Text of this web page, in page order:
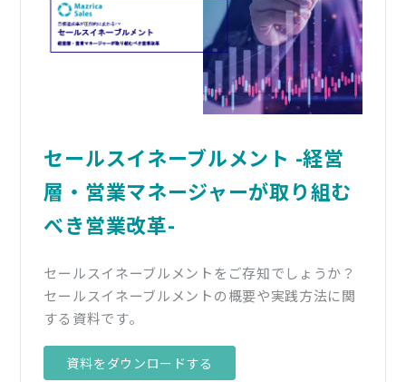
セールスイネーブルメント -経営
層・営業マネージャーが取り組む
べき営業改革-
セールスイネーブルメントをご存知でしょうか？
セールスイネーブルメントの概要や実践方法に関
する資料です。
資料をダウンロードする